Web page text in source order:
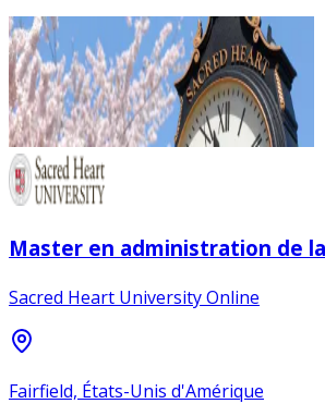
Master en administration de
Sacred Heart University Online
Fairfield, États-Unis d'Amérique